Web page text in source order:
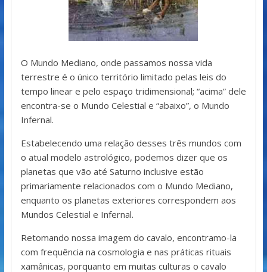
O Mundo Mediano, onde passamos nossa vida
terrestre é o único território limitado pelas leis do
tempo linear e pelo espaço tridimensional; “acima” dele
encontra-se o Mundo Celestial e “abaixo”, o Mundo
Infernal.
Estabelecendo uma relação desses três mundos com
o atual modelo astrológico, podemos dizer que os
planetas que vão até Saturno inclusive estão
primariamente relacionados com o Mundo Mediano,
enquanto os planetas exteriores correspondem aos
Mundos Celestial e Infernal.
Retomando nossa imagem do cavalo, encontramo-la
com frequência na cosmologia e nas práticas rituais
xamânicas, porquanto em muitas culturas o cavalo